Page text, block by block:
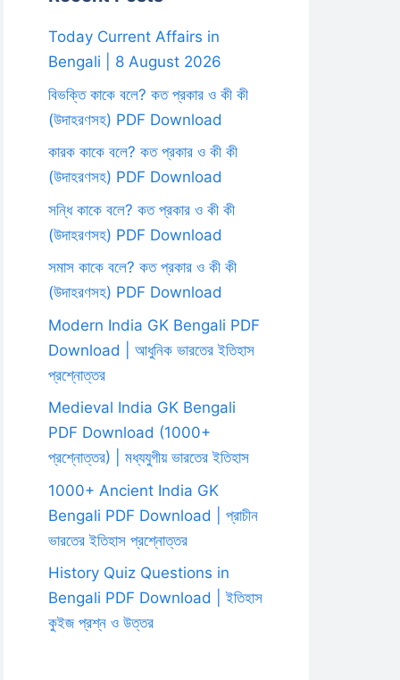
Today Current Affairs in
Bengali | 8 August 2026
বিভক্তি কাকে বলে? কত প্রকার ও কী কী
(উদাহরণসহ) PDF Download
কারক কাকে বলে? কত প্রকার ও কী কী
(উদাহরণসহ) PDF Download
সন্ধি কাকে বলে? কত প্রকার ও কী কী
(উদাহরণসহ) PDF Download
সমাস কাকে বলে? কত প্রকার ও কী কী
(উদাহরণসহ) PDF Download
Modern India GK Bengali PDF
Download | আধুনিক ভারতের ইতিহাস
প্রশ্নোত্তর
Medieval India GK Bengali
PDF Download (1000+
প্রশ্নোত্তর) | মধ্যযুগীয় ভারতের ইতিহাস
1000+ Ancient India GK
Bengali PDF Download | প্রাচীন
ভারতের ইতিহাস প্রশ্নোত্তর
History Quiz Questions in
Bengali PDF Download | ইতিহাস
কুইজ প্রশ্ন ও উত্তর